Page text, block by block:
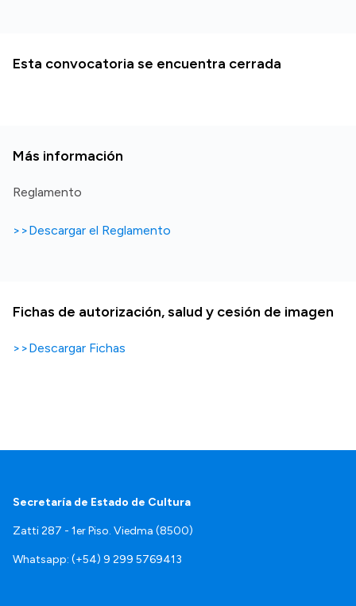
Esta convocatoria se encuentra cerrada
Más información
Reglamento
>>Descargar el Reglamento
Fichas de autorización, salud y cesión de imagen
>>Descargar Fichas
Secretaría de Estado de Cultura
Zatti 287 - 1er Piso. Viedma (8500)
Whatsapp: (+54) 9 299 5769413